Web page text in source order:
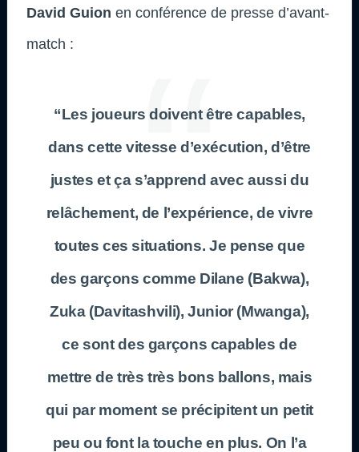
David Guion en conférence de presse d’avant-
match :
“Les joueurs doivent être capables,
dans cette vitesse d’exécution, d’être
justes et ça s’apprend avec aussi du
relâchement, de l’expérience, de vivre
toutes ces situations. Je pense que
des garçons comme Dilane (Bakwa),
Zuka (Davitashvili), Junior (Mwanga),
ce sont des garçons capables de
mettre de très très bons ballons, mais
qui par moment se précipitent un petit
peu ou font la touche en plus. On l’a